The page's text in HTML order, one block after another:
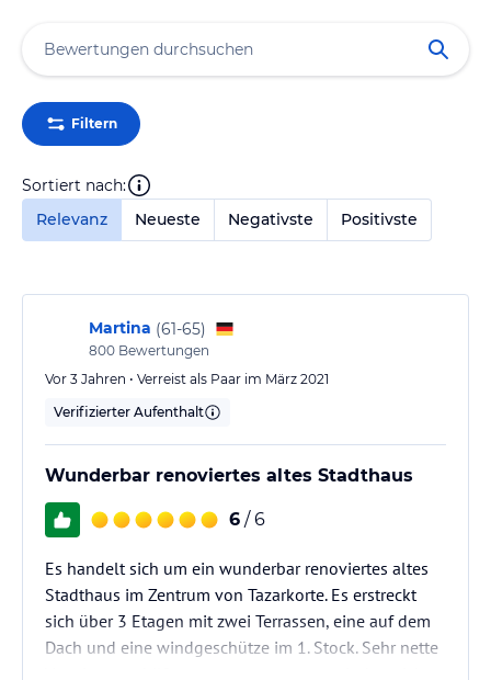
Filtern
Sortiert nach:
Relevanz
Neueste Negativste Positivste
Martina (61-65)
800 Bewertungen
Vor 3 Jahren • Verreist als Paar im März 2021
Verifizierter Aufenthalt
Wunderbar renoviertes altes Stadthaus
6 / 6
Es handelt sich um ein wunderbar renoviertes altes
Stadthaus im Zentrum von Tazarkorte. Es erstreckt
sich über 3 Etagen mit zwei Terrassen, eine auf dem
Dach und eine windgeschütze im 1. Stock. Sehr nette